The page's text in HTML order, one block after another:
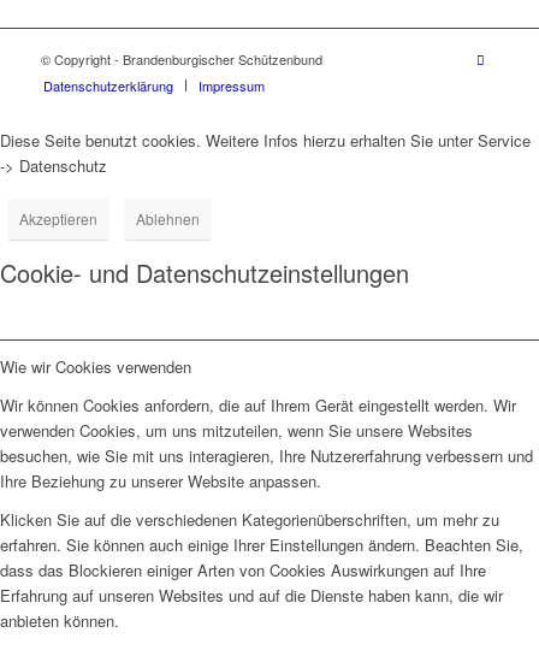
© Copyright - Brandenburgischer Schützenbund
Datenschutzerklärung
Impressum
Diese Seite benutzt cookies. Weitere Infos hierzu erhalten Sie unter Service
-> Datenschutz
Akzeptieren Ablehnen
Cookie- und Datenschutzeinstellungen
Wie wir Cookies verwenden
Wir können Cookies anfordern, die auf Ihrem Gerät eingestellt werden. Wir
verwenden Cookies, um uns mitzuteilen, wenn Sie unsere Websites
besuchen, wie Sie mit uns interagieren, Ihre Nutzererfahrung verbessern und
Ihre Beziehung zu unserer Website anpassen.
Klicken Sie auf die verschiedenen Kategorienüberschriften, um mehr zu
erfahren. Sie können auch einige Ihrer Einstellungen ändern. Beachten Sie,
dass das Blockieren einiger Arten von Cookies Auswirkungen auf Ihre
Erfahrung auf unseren Websites und auf die Dienste haben kann, die wir
anbieten können.